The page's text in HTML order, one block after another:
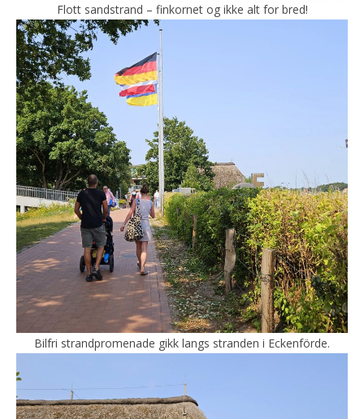
Flott sandstrand – finkornet og ikke alt for bred!
Bilfri strandpromenade gikk langs stranden i Eckenförde.